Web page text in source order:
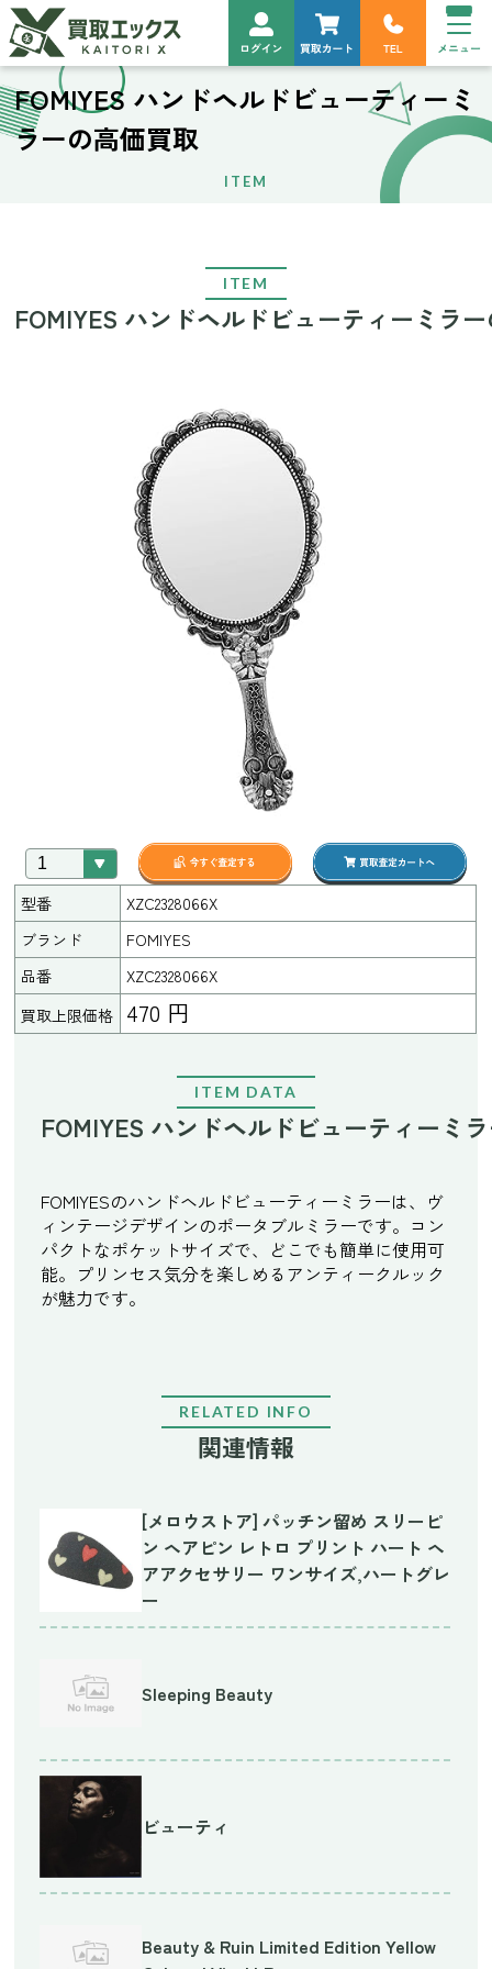
FOMIYES ハンドヘルドビューティーミ
ラーの高価買取
ITEM
ITEM
FOMIYES ハンドヘルドビューティーミラ
型番
XZC2328066X
ブランド
FOMIYES
品番
XZC2328066X
買取上限価格
470 円
ITEM DATA
FOMIYES ハンドヘルドビューティーミ
FOMIYESのハンドヘルドビューティーミラーは、ヴ
ィンテージデザインのポータブルミラーです。コン
パクトなポケットサイズで、どこでも簡単に使用可
能。プリンセス気分を楽しめるアンティークルック
が魅力です。
RELATED INFO
関連情報
[メロウストア] パッチン留め スリーピ
ン ヘアピン レトロ プリント ハート ヘ
アアクセサリー ワンサイズ,ハートグレ
ー
Sleeping Beauty
ビューティ
Beauty & Ruin Limited Edition Yellow